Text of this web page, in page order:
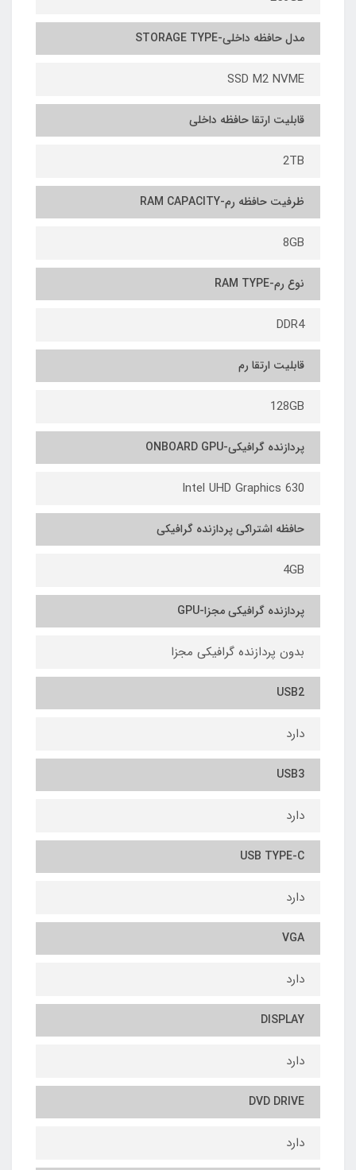
مدل حافظه داخلی-STORAGE TYPE
SSD M2 NVME
قابلیت ارتقا حافظه داخلی
2TB
ظرفیت حافظه رم-RAM CAPACITY
8GB
نوع رم-RAM TYPE
DDR4
قابلیت ارتقا رم
128GB
پردازنده گرافیکی-ONBOARD GPU
Intel UHD Graphics 630
حافظه اشتراکی پردازنده گرافیکی
4GB
پردازنده گرافیکی مجزا-GPU
بدون پردازنده گرافیکی مجزا
USB2
دارد
USB3
دارد
USB TYPE-C
دارد
VGA
دارد
DISPLAY
دارد
DVD DRIVE
دارد